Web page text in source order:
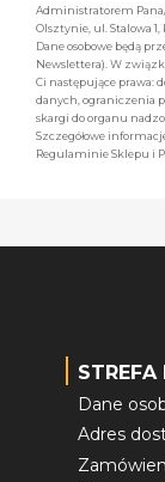
Administratorem Pana/
Olsztynie, ul. Stalowa
Dane osobowe będą
Newslettera). W
Ci następujące prawa:
danych, ograniczenia
skargi do organu
Szczegółowe
Regulaminie Sklepu i
STREFA
Dane
Adres